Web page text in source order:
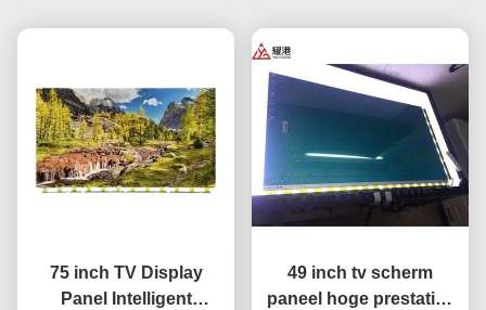
75 inch TV Display
Panel Intelligent
49 inch tv scherm
paneel hoge prestaties